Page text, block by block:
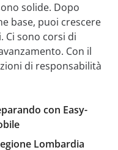
solide. Dopo
base, puoi crescere
Ci sono corsi di
Con il
di responsabilità
con Easy-
Lombardia